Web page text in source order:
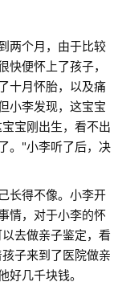
两个月，由于比较
便怀上了孩子，
十月怀胎，以及痛
小李发现，这宝宝
宝刚出生，看不出
。 "小李听了后，决
长得不像。小李开
情，对于小李的怀
去做亲子鉴定，看
子来到了医院做亲
好几千块钱。